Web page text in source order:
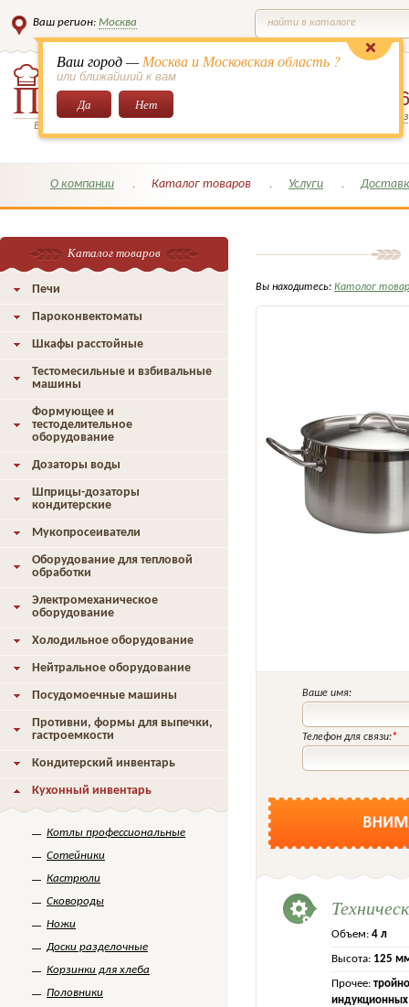
Ваш регион: Москва
Ваш город —Москва и Московская область ?
или ближайший к вам
Да Нет
найти в каталоге
Всё для кондитеров и поваров!
649-
Заказать обратный
О компании Каталог товаров Услуги
Вы находитесь: Католог
Ваше имя:
Телефон для связи:*
Объем: 4 л
Высота: 125
Прочее:
индукционных
Каталог товаров
Печи
Пароконвектоматы
Шкафы расстойные
Тестомесильные и взбивальные
машины
Формующее и
тестоделительное
оборудование
Дозаторы воды
Шприцы-дозаторы
кондитерские
Мукопросеиватели
Оборудование для тепловой
обработки
Электромеханическое
оборудование
Холодильное оборудование
Нейтральное оборудование
Посудомоечные машины
Противни, формы для выпечки,
гастроемкости
Кондитерский инвентарь
Кухонный инвентарь
Котлы профессиональные
Сотейники
Кастрюли
Сковороды
Ножи
Доски разделочные
Корзинки для хлеба
Половники